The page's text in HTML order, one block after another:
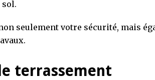
sol.
seulement votre sécurité, mais
terrassement